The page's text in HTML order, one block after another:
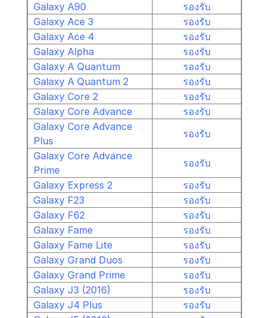
Galaxy A90
รองรับ
Galaxy Ace 3
รองรับ
Galaxy Ace 4
รองรับ
Galaxy Alpha
รองรับ
Galaxy A Quantum
รองรับ
Galaxy A Quantum 2
รองรับ
Galaxy Core 2
รองรับ
Galaxy Core Advance
รองรับ
Galaxy Core Advance
Plus
รองรับ
Galaxy Core Advance
Prime
รองรับ
Galaxy Express 2
รองรับ
Galaxy F23
รองรับ
Galaxy F62
รองรับ
Galaxy Fame
รองรับ
Galaxy Fame Lite
รองรับ
Galaxy Grand Duos
รองรับ
Galaxy Grand Prime
รองรับ
Galaxy J3 (2016)
รองรับ
Galaxy J4 Plus
รองรับ